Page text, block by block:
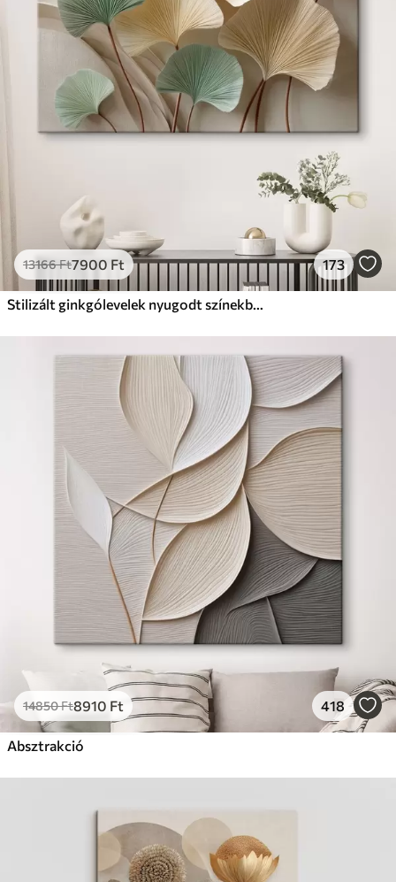
Prémium
Ft
Élénk, gazdag színek
Fakulásálló
✓Biztonságos, szagtalan tinta
Eco-Prémium
Tól12405Ft
✓Élénk, gazdag színek
✓Fakulásálló
Környezetbarát anyag
13166Ft7900 Ft 173
Stilizált ginkgólevelek nyugodt színekben
14850Ft8910 Ft 418
Absztrakció